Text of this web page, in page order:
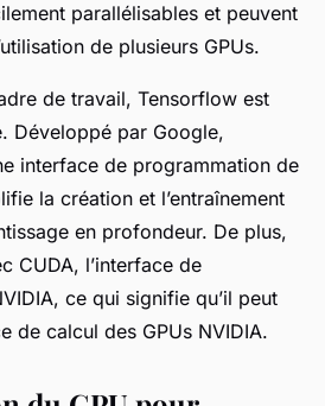
parallélisables et peuvent
de plusieurs GPUs.
de travail, Tensorflow est
Développé par Google,
interface de programmation de
la création et l’entraînement
en profondeur. De plus,
CUDA, l’interface de
ce qui signifie qu’il peut
de calcul des GPUs NVIDIA.